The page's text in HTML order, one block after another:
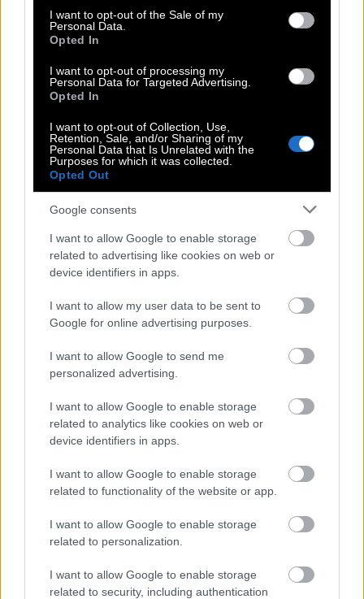
consent section.
I want to opt-out of the Sale of my
Personal Data.
Opted In
I want to opt-out of processing my
Personal Data for Targeted Advertising.
Opted In
I want to opt-out of Collection, Use,
Retention, Sale, and/or Sharing of my
Personal Data that Is Unrelated with the
Purposes for which it was collected.
Opted Out
Google consents
I want to allow Google to enable storage
related to advertising like cookies on web or
device identifiers in apps.
I want to allow my user data to be sent to
Google for online advertising purposes.
I want to allow Google to send me
personalized advertising.
I want to allow Google to enable storage
related to analytics like cookies on web or
device identifiers in apps.
I want to allow Google to enable storage
related to functionality of the website or app.
I want to allow Google to enable storage
related to personalization.
I want to allow Google to enable storage
related to security, including authentication
Τουρλίτη και υπέροχα νερά, ωστόσο όταν φυσάει
βγάζει κύμα θέλει προσοχή. Η πρόσβαση γίνεται
από την πλατεία Καϊρη.
Πού θα μείνεις
Στα Άχλα Onar.Εξαιρετικής αισθητικής πέτρινα
σπίτια και βίλες πολύ κοντά στην παραλία.